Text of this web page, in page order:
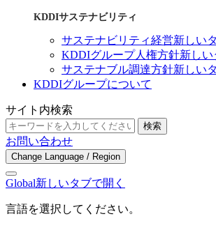
KDDIサステナビリティ
サステナビリティ経営新しい
KDDIグループ人権方針新しい
サステナブル調達方針新しい
KDDIグループについて
サイト内検索
検索
お問い合わせ
Change Language / Region
Global新しいタブで開く
言語を選択してください。